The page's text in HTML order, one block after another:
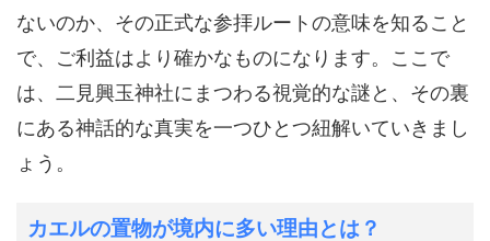
ないのか、その正式な参拝ルートの意味を知ること
で、ご利益はより確かなものになります。ここで
は、二見興玉神社にまつわる視覚的な謎と、その裏
にある神話的な真実を一つひとつ紐解いていきまし
ょう。
カエルの置物が境内に多い理由とは？